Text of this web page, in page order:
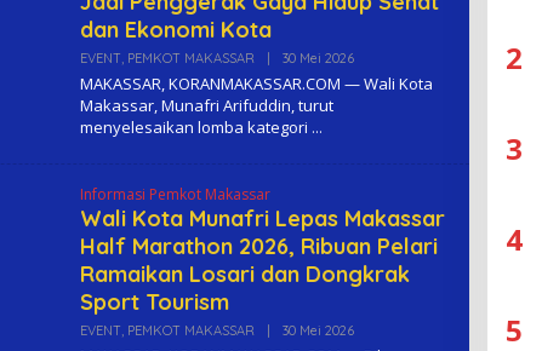
dan Ekonomi Kota
EVENT, PEMKOT MAKASSAR 30 Mei 2026O
M
MAKASSAR, KORANMAKASSAR.COM — Wali Kota
Makassar, Munafri Arifuddin, turut
menyelesaikan lomba kategori
Informasi Pemkot Makassar
Wali Kota Munafri Lepas Makassar
Half Marathon 2026, Ribuan Pelari
Ramaikan Losari dan Dongkrak
Sport Tourism
EVENT, PEMKOT MAKASSAR 30 Mei 2026O
2
3
4
5